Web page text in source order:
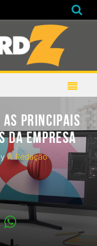
PRINCIPAIS
DA EMPRESA
A Redação